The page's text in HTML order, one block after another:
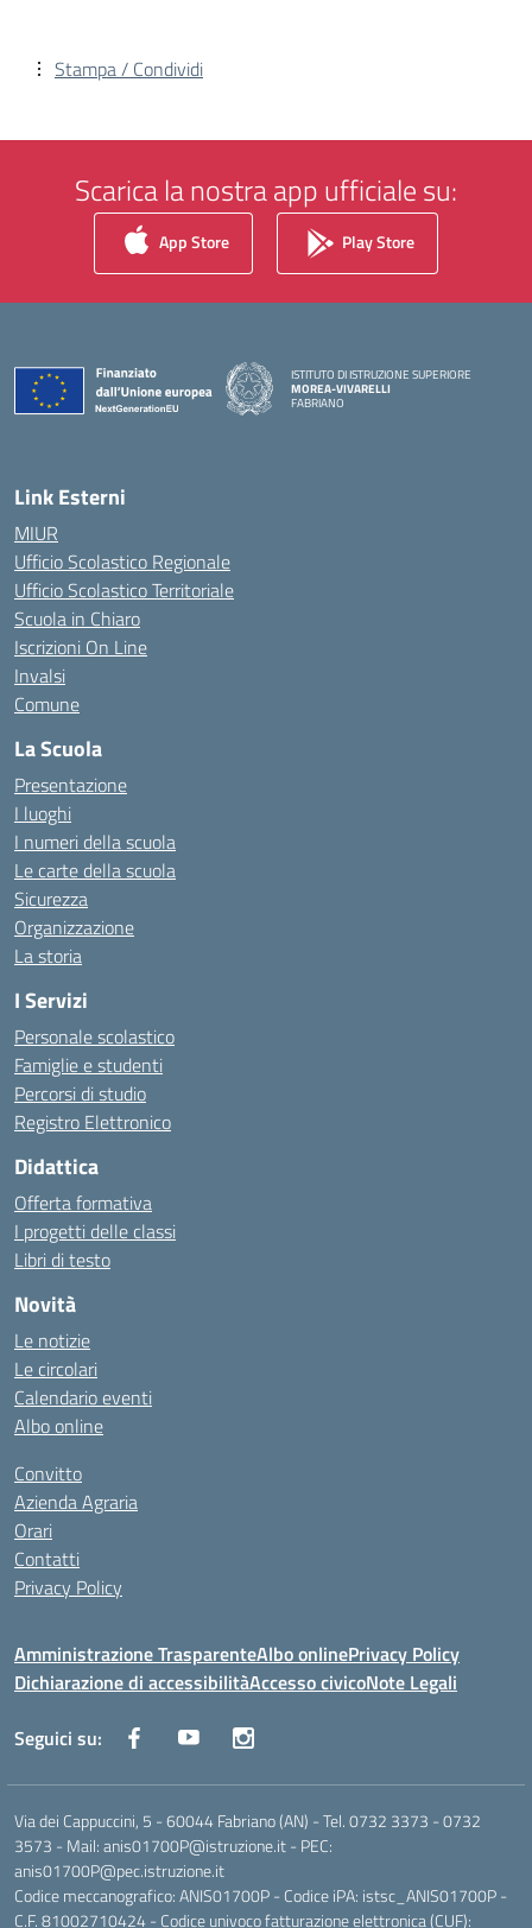
Stampa / Condividi
Scarica la nostra app ufficiale su:
App Store Play Store
ISTITUTO DI ISTRUZIONE SUPERIORE
MOREA-VIVARELLI
FABRIANO
Link Esterni
MIUR
Ufficio Scolastico Regionale
Ufficio Scolastico Territoriale
Scuola in Chiaro
Iscrizioni On Line
Invalsi
Comune
La Scuola
Presentazione
I luoghi
I numeri della scuola
Le carte della scuola
Sicurezza
Organizzazione
La storia
I Servizi
Personale scolastico
Famiglie e studenti
Percorsi di studio
Registro Elettronico
Didattica
Offerta formativa
I progetti delle classi
Libri di testo
Novità
Le notizie
Le circolari
Calendario eventi
Albo online
Convitto
Azienda Agraria
Orari
Contatti
Privacy Policy
Amministrazione TrasparenteAlbo onlinePrivacy Policy
Dichiarazione di accessibilitàAccesso civicoNote Legali
Seguici su:
Via dei Cappuccini, 5 - 60044 Fabriano (AN) - Tel. 0732 3373 - 0732
3573 - Mail: anis01700P@istruzione.it - PEC:
anis01700P@pec.istruzione.it
Codice meccanografico: ANIS01700P - Codice iPA: istsc_ANIS01700P -
C.F. 81002710424 - Codice univoco fatturazione elettronica (CUF):